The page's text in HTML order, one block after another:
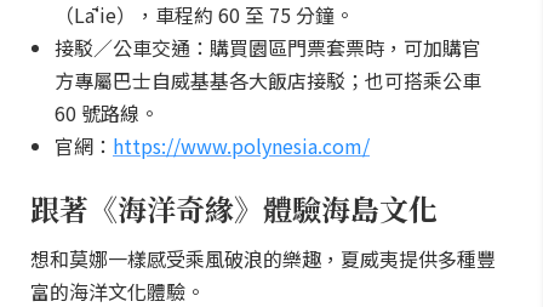
（Lāʻie），車程約 60 至 75 分鐘。
接駁／公車交通：購買園區門票套票時，可加購官
方專屬巴士自威基基各大飯店接駁；也可搭乘公車
60 號路線。
官網： https://www.polynesia.com/
跟著《海洋奇緣》體驗海島文化
想和莫娜一樣感受乘風破浪的樂趣，夏威夷提供多種豐
富的海洋文化體驗。